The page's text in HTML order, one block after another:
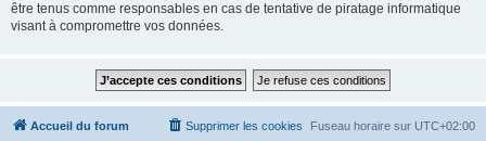
être tenus comme responsables en cas de tentative de piratage informatique
visant à compromettre vos données.
Accueil du forum Fuseau horaire sur UTC+02:00
Supprimer les cookies